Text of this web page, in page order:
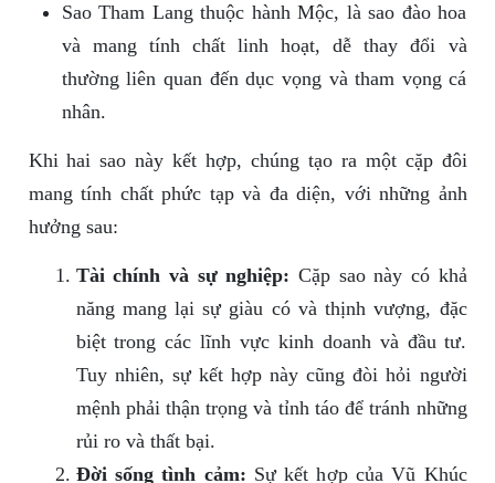
Sao Tham Lang thuộc hành Mộc, là sao đào hoa
và mang tính chất linh hoạt, dễ thay đổi và
thường liên quan đến dục vọng và tham vọng cá
nhân.
Khi hai sao này kết hợp, chúng tạo ra một cặp đôi
mang tính chất phức tạp và đa diện, với những ảnh
hưởng sau:
Tài chính và sự nghiệp: Cặp sao này có khả
năng mang lại sự giàu có và thịnh vượng, đặc
biệt trong các lĩnh vực kinh doanh và đầu tư.
Tuy nhiên, sự kết hợp này cũng đòi hỏi người
mệnh phải thận trọng và tỉnh táo để tránh những
rủi ro và thất bại.
Đời sống tình cảm: Sự kết hợp của Vũ Khúc